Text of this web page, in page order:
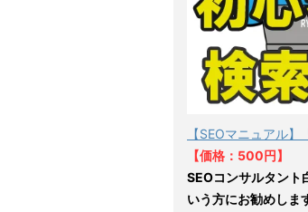
【SEOマニュアル
【価格：500円】
SEOコンサルタント
いう方にお勧めし